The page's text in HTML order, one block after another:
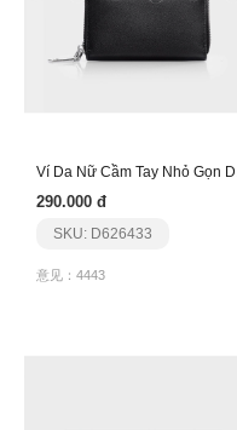
290.000 đ
SKU: D626433
意见：4443